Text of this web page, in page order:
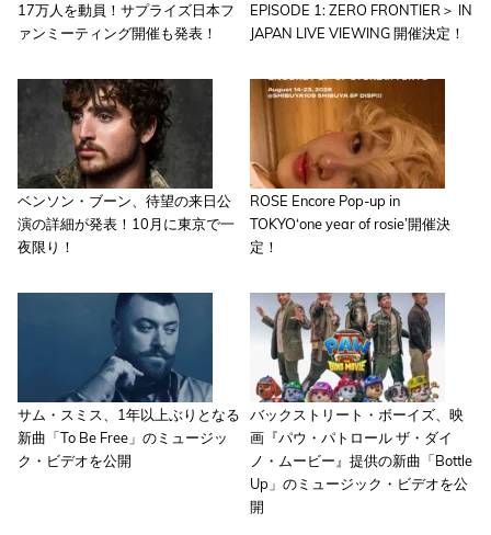
17万人を動員！サプライズ日本フ
ァンミーティング開催も発表！
EPISODE 1: ZERO FRONTIER＞ IN
JAPAN LIVE VIEWING 開催決定！
ベンソン・ブーン、待望の来日公
演の詳細が発表！10月に東京で一
夜限り！
ROSE Encore Pop-up in
TOKYO‘one year of rosie’開催決
定！
サム・スミス、1年以上ぶりとなる
新曲「To Be Free」のミュージッ
ク・ビデオを公開
バックストリート・ボーイズ、映
画『パウ・パトロール ザ・ダイ
ノ・ムービー』提供の新曲「Bottle
Up」のミュージック・ビデオを公
開